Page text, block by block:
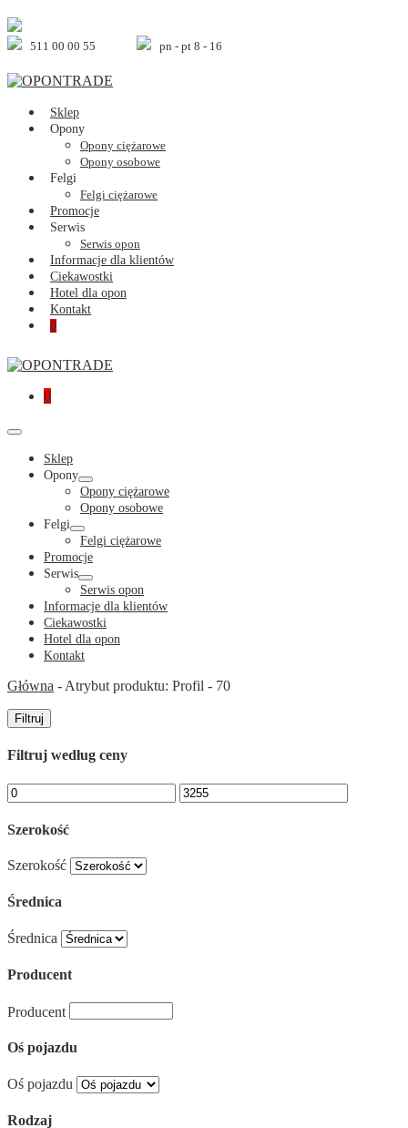
Skip
to
content511 00 00 55 pn - pt 8 - 16
Sklep
Opony
Opony ciężarowe
Opony osobowe
Felgi
Felgi ciężarowe
Promocje
Serwis
Serwis opon
Informacje dla klientów
Ciekawostki
Hotel dla opon
Kontakt
Shopping
0Items
Shopping
0Items
Menu
Toggle
Sklep
Opony
Menu
Toggle
Opony ciężarowe
Opony osobowe
Felgi
Menu
Toggle
Felgi ciężarowe
Promocje
Serwis
Menu
Toggle
Serwis opon
Informacje dla klientów
Ciekawostki
Hotel dla opon
Kontakt
Główna - Atrybut produktu: Profil - 70
Filtruj
Filtruj według ceny
Szerokość
Szerokość
Średnica
Średnica
Producent
Producent
Oś pojazdu
Oś pojazdu
Rodzaj